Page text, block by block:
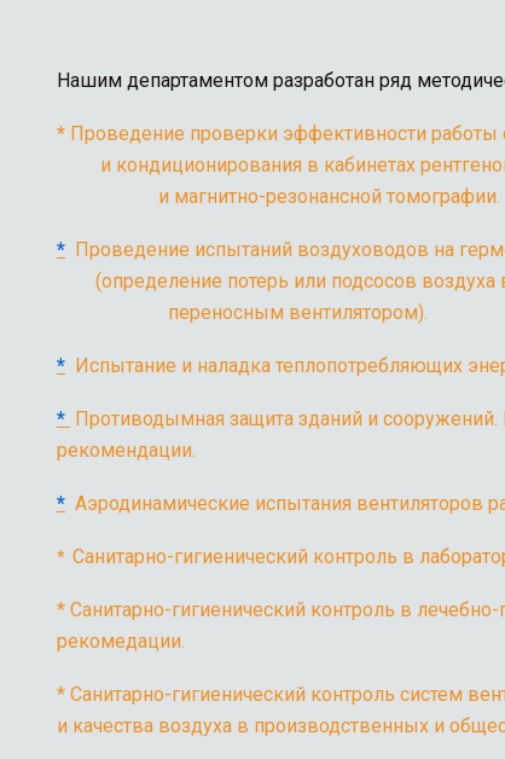
Нашим департаментом разработан ряд
* Проведение
и
и магнитно-резонансной томографии.
* Проведение
(определение
переносным вентилятором).
* Испытание и наладка теплопотребляющих
* Противодымная защита зданий и
рекомендации.
* Аэродинамические испытания вентиляторов
* Санитарно-гигиенический контроль в
* Санитарно-гигиенический контроль в
рекомедации.
* Санитарно-гигиенический контроль систем
и качества воздуха в производственных и